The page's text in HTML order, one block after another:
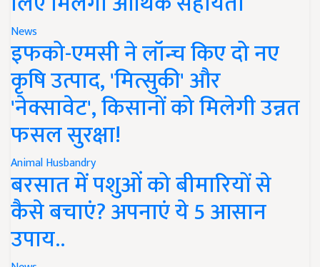
News
इफको-एमसी ने लॉन्च किए दो नए
कृषि उत्पाद, 'मित्सुकी' और
'नेक्सावेट', किसानों को मिलेगी उन्नत
फसल सुरक्षा!
Animal Husbandry
बरसात में पशुओं को बीमारियों से
कैसे बचाएं? अपनाएं ये 5 आसान
उपाय..